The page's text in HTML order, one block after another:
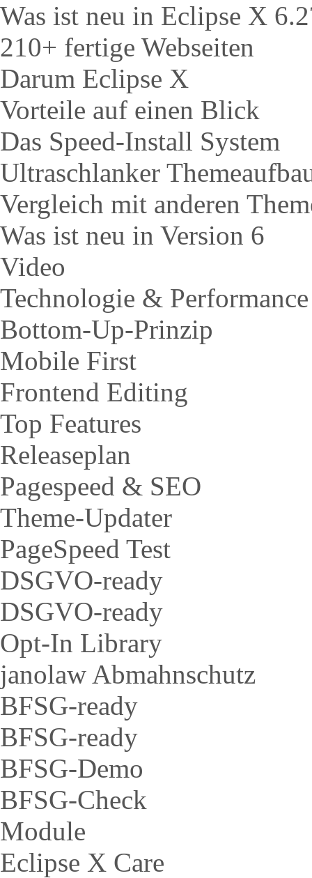
Was ist neu in Eclipse X
210+ fertige Webseiten
Darum Eclipse X
Vorteile auf einen Blick
Das Speed-Install System
Ultraschlanker
Vergleich mit anderen
Was ist neu in Version 6
Video
Technologie & Performance
Bottom-Up-Prinzip
Mobile First
Frontend Editing
Top Features
Releaseplan
Pagespeed & SEO
Theme-Updater
PageSpeed Test
DSGVO-ready
DSGVO-ready
Opt-In Library
janolaw Abmahnschutz
BFSG-ready
BFSG-ready
BFSG-Demo
BFSG-Check
Module
Eclipse X Care